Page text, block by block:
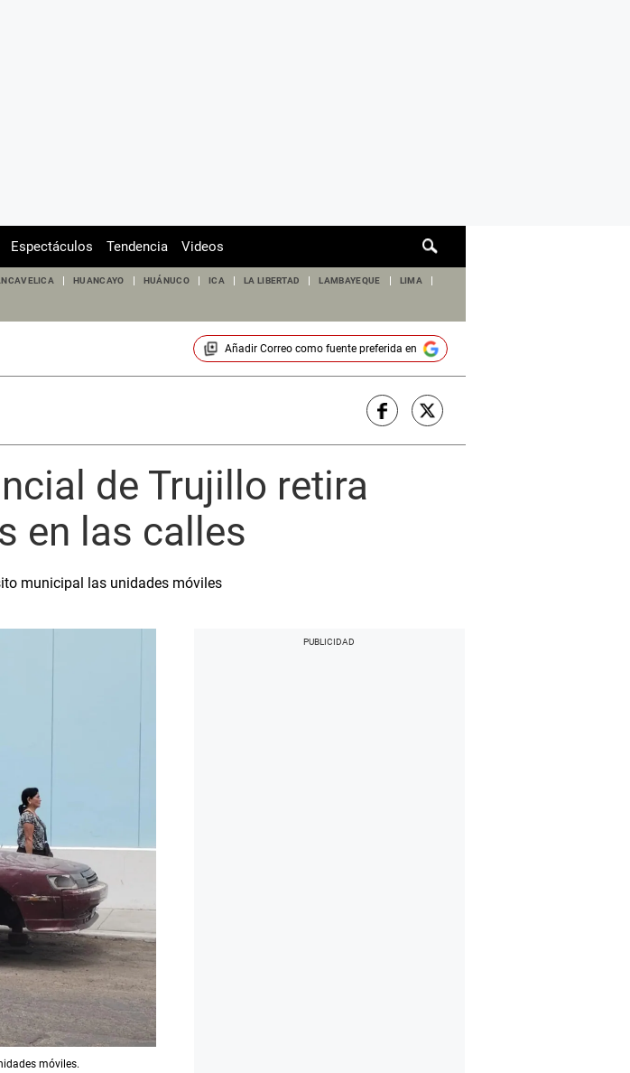
de
Espectáculos Tendencia Videos
HUANCAYO HUÁNUCO ICA LA LIBERTAD LAMBAYEQUE LIMA
Añadir Correocomo fuente preferida en
de Trujillo retira
en las calles
municipal las unidades móviles
móviles.